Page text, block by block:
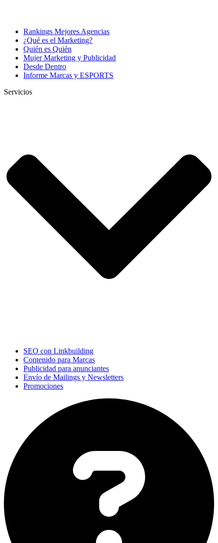
Rankings Mejores Agencias
¿Qué es el Marketing?
Quién es Quién
Mujer Marketing y Publicidad
Desde Dentro
Informe Marcas y ESPORTS
Servicios
SEO con Linkbuilding
Contenido para Marcas
Publicidad para anunciantes
Envío de Mailings y Newsletters
Promociones